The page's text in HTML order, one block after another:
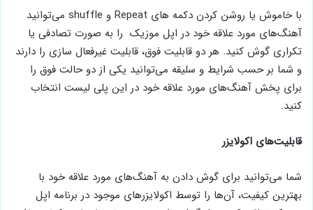
با خاموش یا روشن کردن دکمه های Repeat و shuffle می‌توانید
آهنگ‌های مورد علاقه خود در اپل موزیک را به صورت تصادفی یا
تکراری گوش کنید. هر دو قابلیت فوق، قابلیت غیرفعال سازی را دارند
و شما بر حسب شرایط و سلیقه می‌توانید یکی از دو حالت فوق را
برای پخش آهنگ‌های مورد علاقه خود در این پلی لیست انتخاب
کنید.
قابلیت‌های اکولایزر
شما می‌توانید برای گوش دادن به آهنگ‌های مورد علاقه خود با
بهترین کیفیت، آن‌ها را توسط اکولایزرهای موجود در برنامه اپل